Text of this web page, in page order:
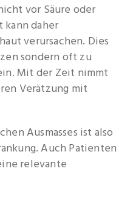
vor Säure oder
kann daher
verursachen. Dies
sondern oft zu
Mit der Zeit nimmt
Verätzung mit
Ausmasses ist also
Auch Patienten
relevante